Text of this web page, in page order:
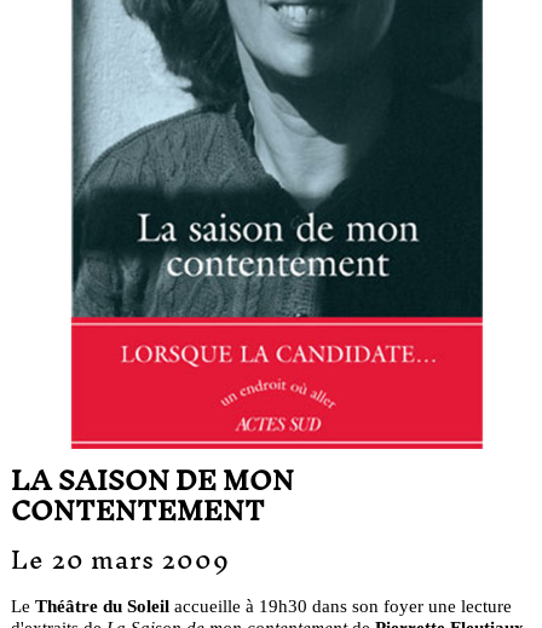
LA SAISON DE MON
CONTENTEMENT
Le 20 mars 2009
Le Théâtre du Soleilaccueille à 19h30 dans son foyer une lecture